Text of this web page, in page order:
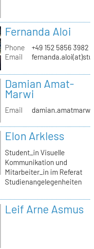
Fernanda Aloi
Phone
+49 152 5856 3982
Email
Damian Amat-
Marwi
Email
Elon Arkless
Student_in Visuelle
Kommunikation und
Mitarbeiter_in im Referat
Studienangelegenheiten
Leif Arne Asmus